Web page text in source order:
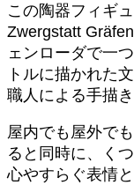
この陶器フィギ
Zwergstatt
ェンローダで一
トルに描かれた
職人による手描き
屋内でも屋外で
ると同時に、く
心やすらぐ表情